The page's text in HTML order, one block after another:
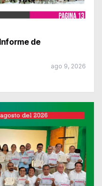
de
ago 9, 2026